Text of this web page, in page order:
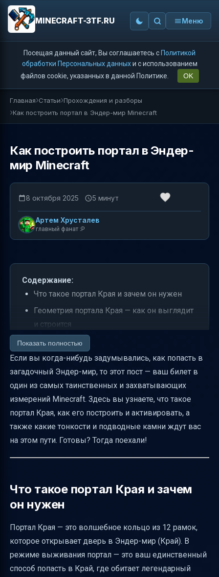
MINECRAFT-3TF.RU Меню
Посещая данный сайт, Вы соглашаетесь с Политикой
обработки Персональных данныхи с использованием
файлов cookie, указанных в данной Политике.
OK
Главная Статьи Прохождения и разборы
Как построить портал в Эндер-мир Minecraft
Как построить портал в Эндер-
мир Minecraft
8 октября 2025 5 минут
Артем Хрусталев
главный фанат :P
Содержание:
Что такое портал Края и зачем он нужен
Геометрия портала Края — как он выглядит
и строится
Где найти портал Края естественным путём
и что нужно для активации
Какие предметы нужны для активации и
как их размещать
Требования к порядку размещения глаз
Края
Что происходит после активации портала
творческом режиме
Влияние лавы и пустоты под порталом
Что происходит при разрушении рамки или
портала после активации
Светимость и идентификаторы блоков
портала
Показать полностью
Если вы когда-нибудь задумывались, как попасть в
загадочный Эндер-мир, то этот пост — ваш билет в
один из самых таинственных и захватывающих
измерений Minecraft. Здесь вы узнаете, что такое
портал Края, как его построить и активировать, а
также какие тонкости и подводные камни ждут вас
на этом пути. Готовы? Тогда поехали!
Что такое портал Края и зачем
он нужен
Портал Края — это волшебное кольцо из 12 рамок,
которое открывает дверь в Эндер-мир (Край). В
режиме выживания портал — это ваш единственный
способ попасть в Край, где обитает легендарный